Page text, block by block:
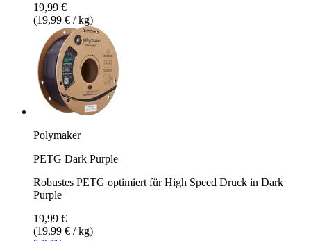
19,99 €
(19,99 € / kg)
Polymaker
PETG Dark Purple
Robustes PETG optimiert für High Speed Druck in Dark
Purple
19,99 €
(19,99 € / kg)